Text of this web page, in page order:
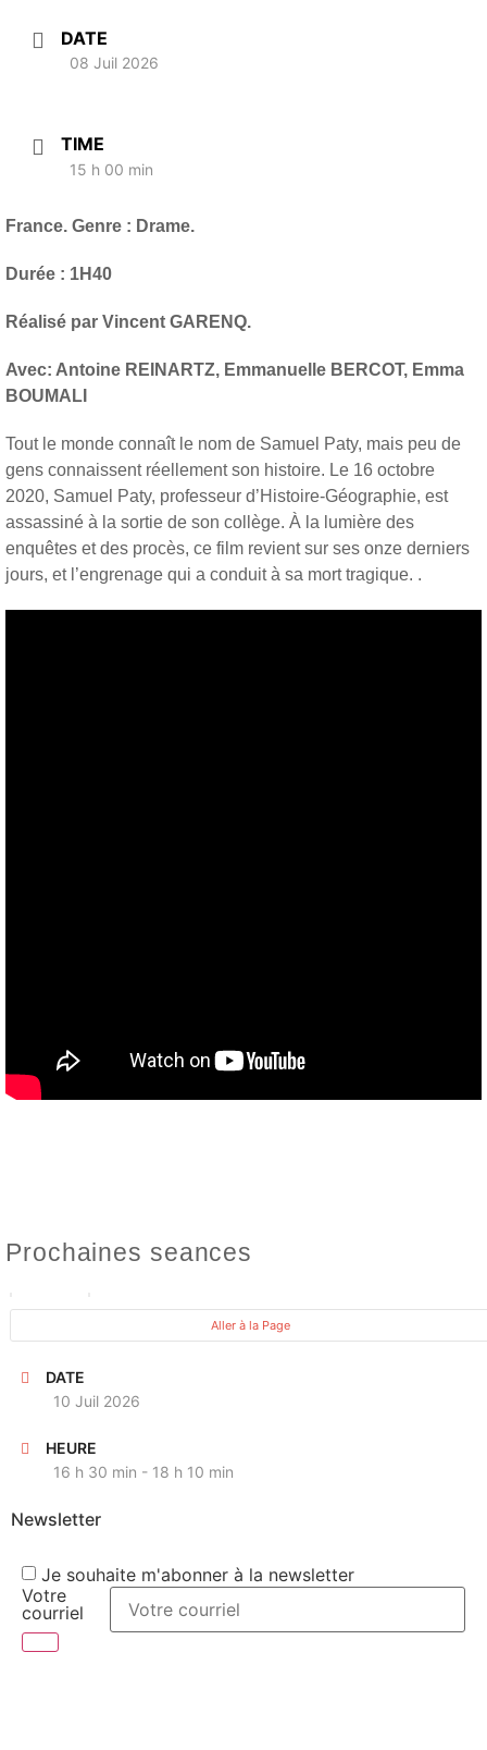
DATE
08 Juil 2026
TIME
15 h 00 min
France. Genre : Drame.
Durée : 1H40
Réalisé par Vincent GARENQ.
Avec: Antoine REINARTZ, Emmanuelle BERCOT, Emma
BOUMALI
Tout le monde connaît le nom de Samuel Paty, mais peu de
gens connaissent réellement son histoire. Le 16 octobre
2020, Samuel Paty, professeur d’Histoire-Géographie, est
assassiné à la sortie de son collège. À la lumière des
enquêtes et des procès, ce film revient sur ses onze derniers
jours, et l’engrenage qui a conduit à sa mort tragique. .
Prochaines seances
Aller à la Page
DATE
10 Juil 2026
HEURE
16 h 30 min - 18 h 10 min
Newsletter
Je souhaite m'abonner à la newsletter
Votre
courriel